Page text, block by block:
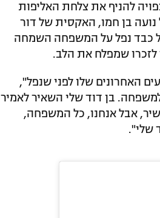
להניף את צלחת האליפות
נועה בן חמו, האקסית של דור
בעזה בחודש דצמבר האחרון כשהוא רק בן 23. אבל כבד נפל על המשפחה השמחה
לזכרו שמפלח את הלב.
האחרונים שלו לפני שנפל",
בן דוד שלי השאיר לאמיר
אבל אנחנו, כל המשפחה,
שלי".